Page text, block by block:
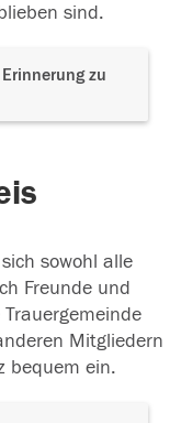
sind.
zu
sowohl alle
Freunde und
Mitgliedern
bequem ein.